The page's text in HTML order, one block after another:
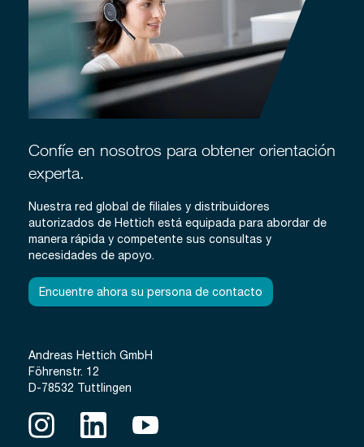
Confíe en nosotros para obtener orientación
experta.
Nuestra red global de filiales y distribuidores
autorizados de Hettich está equipada para abordar de
manera rápida y competente sus consultas y
necesidades de apoyo.
Encuentre ahora su persona de contacto
Andreas Hettich GmbH
Föhrenstr. 12
D-78532 Tuttlingen